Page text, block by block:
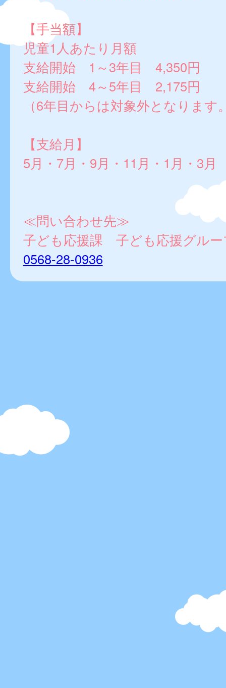
【手当額】
児童1人あたり月額
支給開始 1～3年目 4,350円
支給開始 4～5年目 2,175円
（6年目からは対象外となります
【支給月】
5月・7月・9月・11月・1月・3月
≪問い合わせ先≫
子ども応援課 子ども応援グルー
0568-28-0936